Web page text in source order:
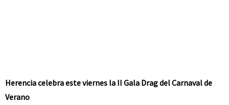
Herencia celebra este viernes la II Gala Drag del Carnaval de
Verano